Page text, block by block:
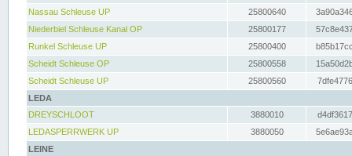
Nassau Schleuse UP
25800640
Niederbiel Schleuse Kanal OP
25800177
Runkel Schleuse UP
25800400
Scheidt Schleuse OP
25800558
Scheidt Schleuse UP
25800560
LEDA
DREYSCHLOOT
3880010
LEDASPERRWERK UP
3880050
LEINE